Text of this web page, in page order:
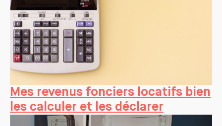
Mes revenus fonciers locatifs bien
les calculer et les déclarer